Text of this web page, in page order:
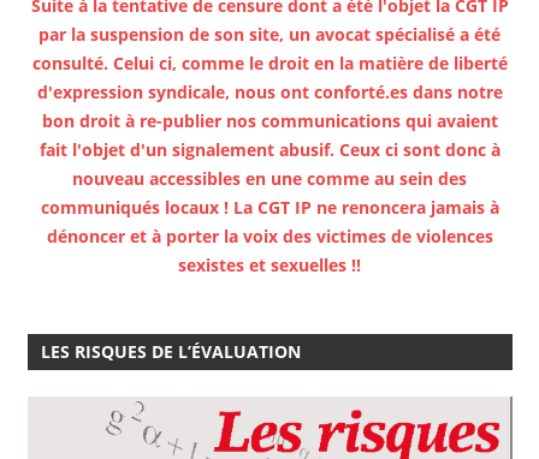
Suite à la tentative de censure dont a été l'objet la CGT IP
par la suspension de son site, un avocat spécialisé a été
consulté. Celui ci, comme le droit en la matière de liberté
d'expression syndicale, nous ont conforté.es dans notre
bon droit à re-publier nos communications qui avaient
fait l'objet d'un signalement abusif. Ceux ci sont donc à
nouveau accessibles en une comme au sein des
communiqués locaux ! La CGT IP ne renoncera jamais à
dénoncer et à porter la voix des victimes de violences
sexistes et sexuelles !!
LES RISQUES DE L’ÉVALUATION